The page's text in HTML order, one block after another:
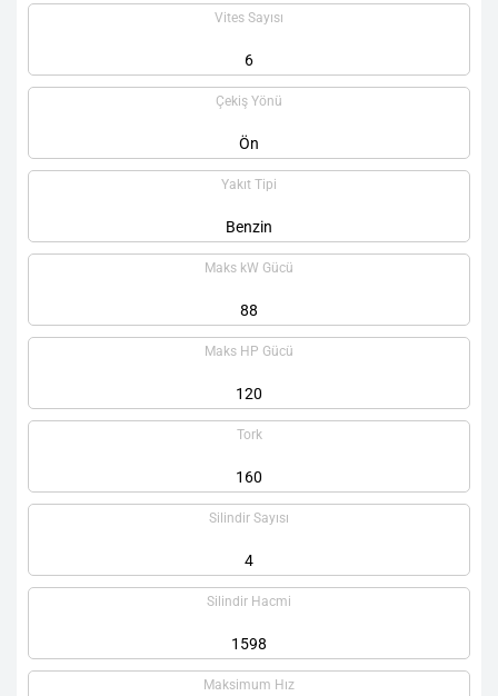
Vites Sayısı
6
Çekiş Yönü
Ön
Yakıt Tipi
Benzin
Maks kW Gücü
88
Maks HP Gücü
120
Tork
160
Silindir Sayısı
4
Silindir Hacmi
1598
Maksimum Hız